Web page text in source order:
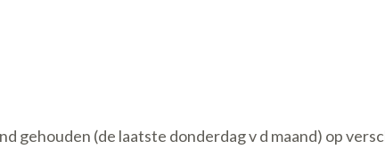
gehouden (de laatste donderdag v d maand) op